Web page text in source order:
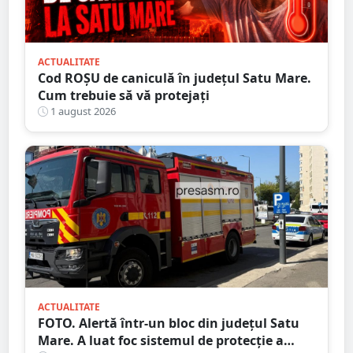
ACTUALITATE
Cod ROȘU de caniculă în județul Satu Mare.
Cum trebuie să vă protejați
1 august 2026
ACTUALITATE
FOTO. Alertă într-un bloc din județul Satu
Mare. A luat foc sistemul de protecție a